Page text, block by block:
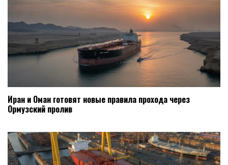
Иран и Оман готовят новые правила прохода через
Ормузский пролив